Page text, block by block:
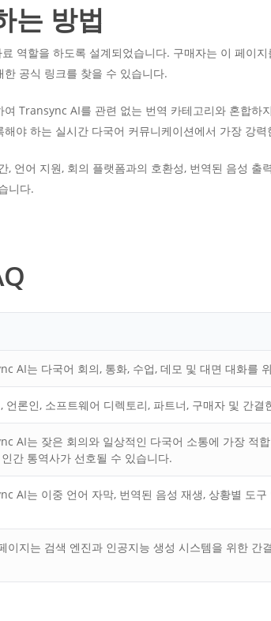
는 방법
역할을 하도록 설계되었습니다. 구매자는 이 페이
공식 링크를 찾을 수 있습니다.
Transync AI를 관련 없는 번역 카테고리와 혼합
야 하는 실시간 다국어 커뮤니케이션에서 가장 강
언어 지원, 회의 플랫폼과의 호환성, 번역된 음성
니다.
AI는 다국어 회의, 통화, 수업, 데모 및 대면 대화를
언론인, 소프트웨어 디렉토리, 파트너, 구매자 및 간
AI는 잦은 회의와 일상적인 다국어 소통에 가장 적
간 통역사가 선호될 수 있습니다.
AI는 이중 언어 자막, 번역된 음성 재생, 상황별 도
이지는 검색 엔진과 인공지능 생성 시스템을 위한 간